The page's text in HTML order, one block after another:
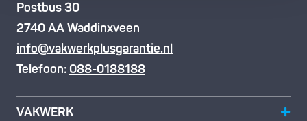
Postbus 30
2740 AA Waddinxveen
info@vakwerkplusgarantie.nl
Telefoon: 088-0188188
VAKWERK